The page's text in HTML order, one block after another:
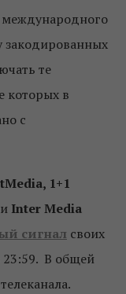
международного
закодированных
те
которых в
с
1+1
и Inter Media
сигнал своих
23:59. В общей